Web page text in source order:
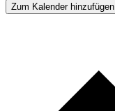
Zum Kalender hinzufügen